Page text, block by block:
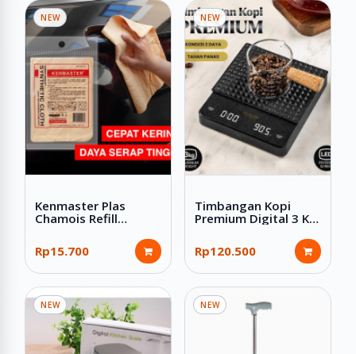
NEW
Kenmaster Plas
Chamois Refill
Serbaguna 43x32 cm
Rp15.700
NEW
Timbangan Kopi
Premium Digital 3 Kg
Pad Hitam
Rp120.500
NEW NEW